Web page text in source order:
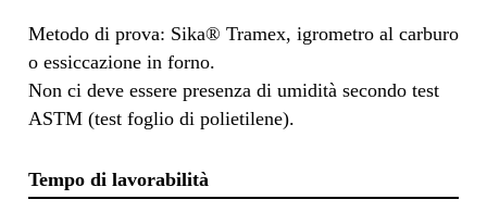
Metodo di prova: Sika® Tramex, igrometro al carburo
o essiccazione in forno.
Non ci deve essere presenza di umidità secondo test
ASTM (test foglio di polietilene).
Tempo di lavorabilità